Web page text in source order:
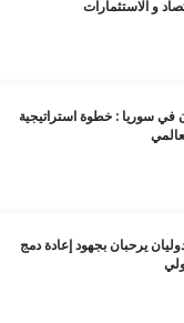
و الاستثمارات
في سوريا : خطوة استراتيجية
يرحبان بجهود إعادة دمج